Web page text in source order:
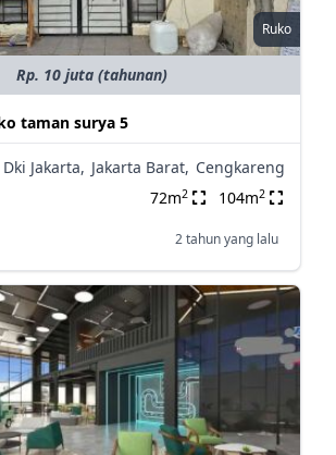
Ruko
Rp. 10 juta (tahunan)
taman surya 5
Dki Jakarta, Jakarta Barat, Cengkareng
72m2 104m2
2 tahun yang lalu